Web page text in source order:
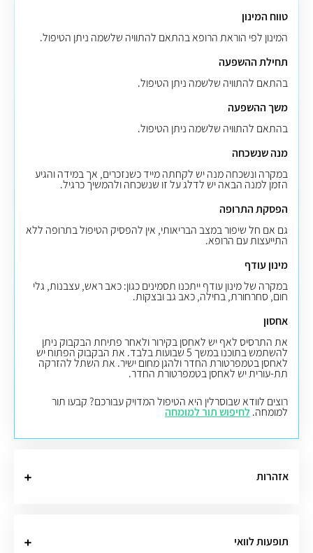
טווח המינון
המינון לפי הוראת הרופא בהתאם להתוויה שלשמה ניתן הטיפול.
תחילת ההשפעה
בהתאם להתוויה שלשמה ניתן הטיפול.
משך ההשפעה
בהתאם להתוויה שלשמה ניתן הטיפול.
מנה שנשכחה
במקרה ונשכחה מנה יש לקחתה מייד כשנזכרים, אך במידה והגיע
הזמן למנה הבאה יש לדלג על זו שנשכחה ולהמשיך כרגיל.
הפסקת התרופה
גם אם חל שיפור במצב הבריאותי, אין להפסיק הטיפול בתרופה ללא
התייעצות עם הרופא.
מינון עודף
במקרה של מינון עודף ייתכנו תסמינים כגון: כאב ראש, עצבנות, גלי
חום, סחרחורת, בחילה, כאב גב ובצקות.
אחסון
את התרסיס לאף יש לאחסן בקירור ולאחר פתיחת הבקבוק ניתן
להשתמש בתוכנו במשך 5 שבועות בלבד. את הבקבוק הפתוח יש
לאחסן בטמפרטורת החדר ולהגן מחום ישיר. את השתל להזרקה
תת-עורית יש לאחסן בטמפרטורת החדר.
רוצים לוודא שבוסרלין היא הטיפול המדויק עבורכם? קבעו תור
למומחה.לחיפוש תור למומחה
אזהרות
תופעות לוואי